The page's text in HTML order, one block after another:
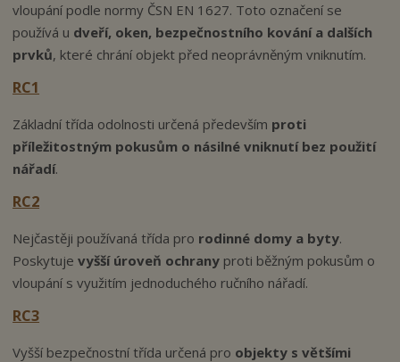
vloupání podle normy ČSN EN 1627. Toto označení se
používá u dveří, oken, bezpečnostního kování a dalších
prvků, které chrání objekt před neoprávněným vniknutím.
RC1
Základní třída odolnosti určená především proti
příležitostným pokusům o násilné vniknutí bez použití
nářadí.
RC2
Nejčastěji používaná třída pro rodinné domy a byty.
Poskytujevyšší úroveň ochrany proti běžným pokusům o
vloupání s využitím jednoduchého ručního nářadí.
RC3
Vyšší bezpečnostní třída určená pro objekty s většími